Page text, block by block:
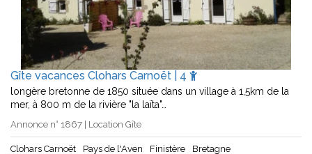
Gîte vacances Clohars Carnoët | 4
longère bretonne de 1850 située dans un village à 1,5km de la
mer, à 800 m de la rivière "la laïta"…
Annonce n° 1867 | Location Gîte
Clohars Carnoët Pays de l'Aven Finistère Bretagne